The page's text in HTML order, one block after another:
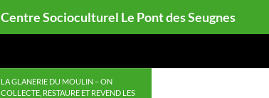
Centre Socioculturel Le Pont des Seugnes
LA GLANERIE DU MOULIN – ON
COLLECTE, RESTAURE ET REVEND LES